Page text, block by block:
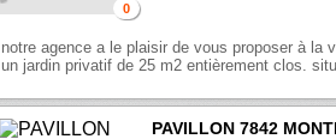
0
notre agence a le plaisir de vous proposer à la
un jardin privatif de 25 m2 entièrement clos.
PAVILLON 7842